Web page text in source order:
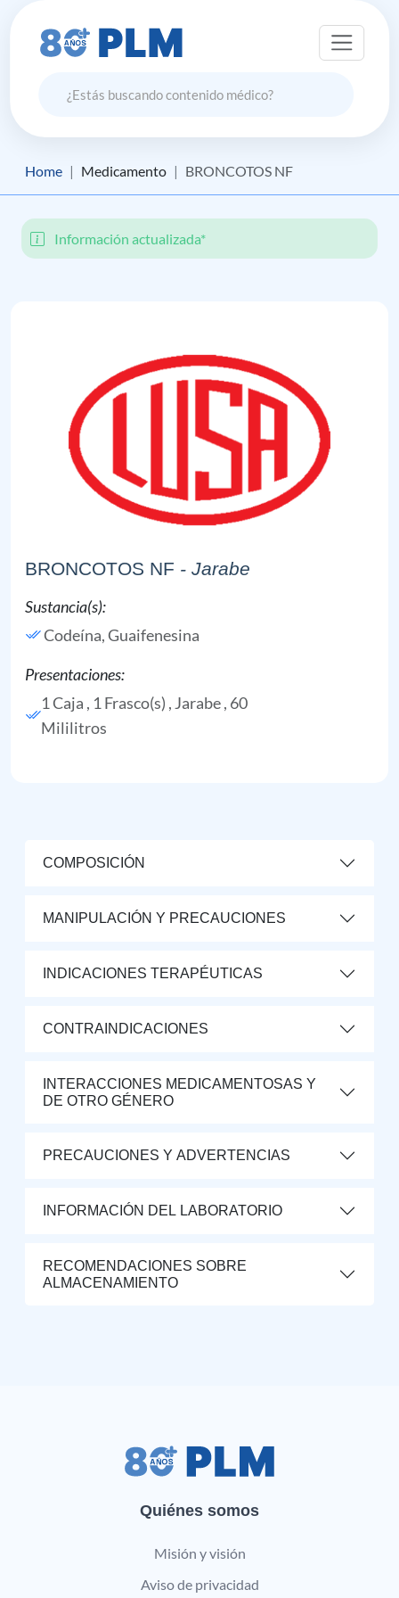
Home Medicamento BRONCOTOS NF
Información actualizada*
BRONCOTOS NF - Jarabe
Sustancia(s):
Codeína,Guaifenesina
Presentaciones:
1 Caja , 1 Frasco(s) , Jarabe , 60
Mililitros
COMPOSICIÓN
MANIPULACIÓN Y PRECAUCIONES
INDICACIONES TERAPÉUTICAS
CONTRAINDICACIONES
INTERACCIONES MEDICAMENTOSAS Y
DE OTRO GÉNERO
PRECAUCIONES Y ADVERTENCIAS
INFORMACIÓN DEL LABORATORIO
RECOMENDACIONES SOBRE
ALMACENAMIENTO
Quiénes somos
Misión y visión
Aviso de privacidad